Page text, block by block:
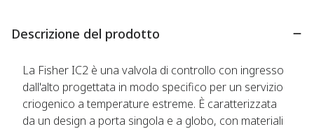
Descrizione del prodotto
La Fisher IC2 è una valvola di controllo con ingresso
dall'alto progettata in modo specifico per un servizio
criogenico a temperature estreme. È caratterizzata
da un design a porta singola e a globo, con materiali